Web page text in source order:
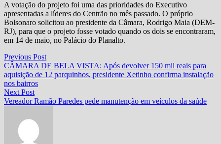
A votação do projeto foi uma das prioridades do Executivo
apresentadas a líderes do Centrão no mês passado. O próprio
Bolsonaro solicitou ao presidente da Câmara, Rodrigo Maia (DEM-
RJ), para que o projeto fosse votado quando os dois se encontraram,
em 14 de maio, no Palácio do Planalto.
Navegação
de
Post
Previous PostPrevious
post:
CÂMARA DE BELA VISTA: Após devolver 150 mil reais para
aquisição de 12 parquinhos, presidente Xetinho confirma instalação
nos bairros
Next PostNext
post:
Vereador Ramão Paredes pede manutenção em veículos da saúde